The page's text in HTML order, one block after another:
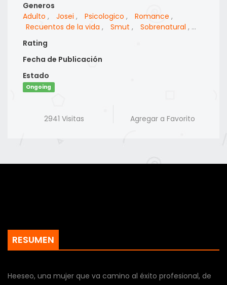
Generos
Adulto , Josei , Psicologico , Romance ,
Recuentos de la vida , Smut , Sobrenatural ,
Drama
Rating
Fecha de Publicación
Estado
Ongoing
2941 Visitas Agregar a Favorito
RESUMEN
Heeseo, una mujer que va camino al éxito profesional, de